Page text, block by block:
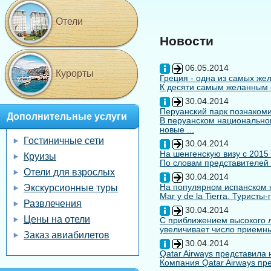
Новости
06.05.2014
Греция - одна из самых
К десяти самым желанным
30.04.2014
Перуанский парк
В перуанском
новые ...
30.04.2014
На шенгенскую визу с 2015
По словам
30.04.2014
На популярном испанском
Mar y de la Tierra. Туристы-
30.04.2014
С приближением высокого
увеличивает число
30.04.2014
Qatar Airways
Компания Qatar Airways
Отели
Курорты
Дополнительные услуги
Гостиничные сети
Круизы
Отели для взрослых
Экскурсионные туры
Развлечения
Цены на отели
Заказ авиабилетов